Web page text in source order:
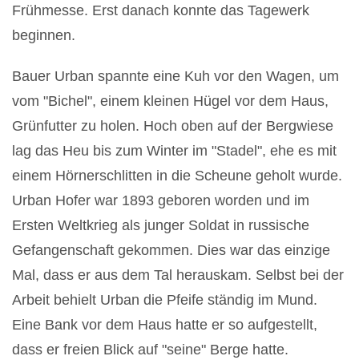
Frühmesse. Erst danach konnte das Tagewerk
beginnen.
Bauer Urban spannte eine Kuh vor den Wagen, um
vom "Bichel", einem kleinen Hügel vor dem Haus,
Grünfutter zu holen. Hoch oben auf der Bergwiese
lag das Heu bis zum Winter im "Stadel", ehe es mit
einem Hörnerschlitten in die Scheune geholt wurde.
Urban Hofer war 1893 geboren worden und im
Ersten Weltkrieg als junger Soldat in russische
Gefangenschaft gekommen. Dies war das einzige
Mal, dass er aus dem Tal herauskam. Selbst bei der
Arbeit behielt Urban die Pfeife ständig im Mund.
Eine Bank vor dem Haus hatte er so aufgestellt,
dass er freien Blick auf "seine" Berge hatte.